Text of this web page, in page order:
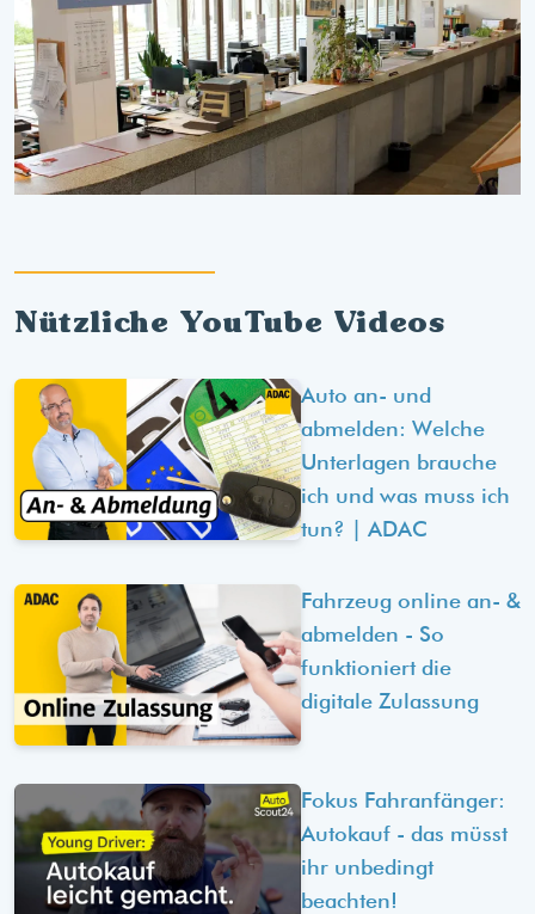
Nützliche YouTube Videos
Auto an- und
abmelden: Welche
Unterlagen brauche
ich und was muss ich
tun? | ADAC
Fahrzeug online an- &
abmelden - So
funktioniert die
digitale Zulassung
Fokus Fahranfänger:
Autokauf - das müsst
ihr unbedingt
beachten!